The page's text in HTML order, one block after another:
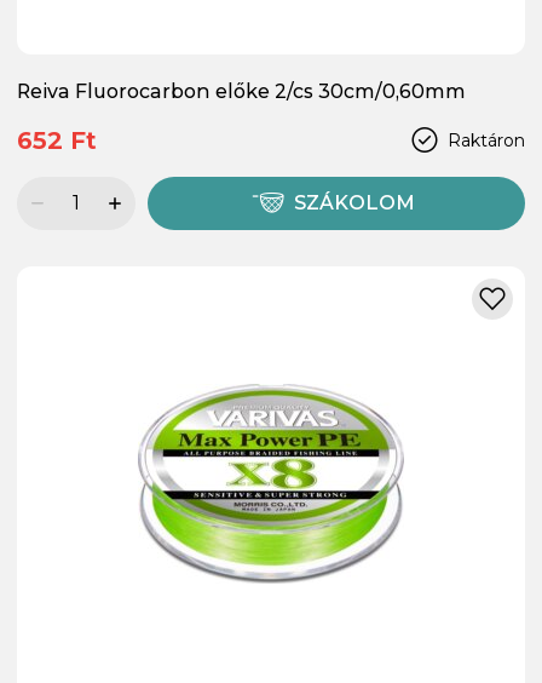
Reiva Fluorocarbon előke 2/cs 30cm/0,60mm
Raktáron
652 Ft
SZÁKOLOM